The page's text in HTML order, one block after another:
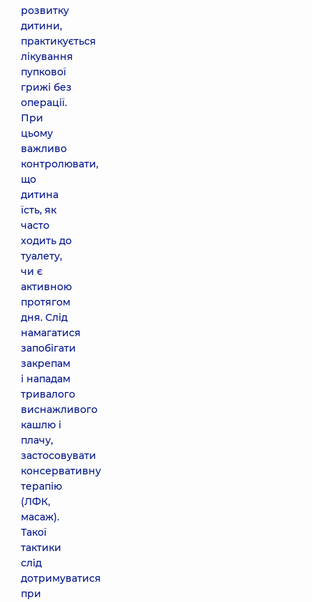
розвитку
дитини,
практикується
лікування
пупкової
грижі без
операції.
При
цьому
важливо
контролювати,
що
дитина
їсть, як
часто
ходить до
туалету,
чи є
активною
протягом
дня. Слід
намагатися
запобігати
закрепам
і нападам
тривалого
виснажливого
кашлю і
плачу,
застосовувати
консервативну
терапію
(ЛФК,
масаж).
Такої
тактики
слід
дотримуватися
при